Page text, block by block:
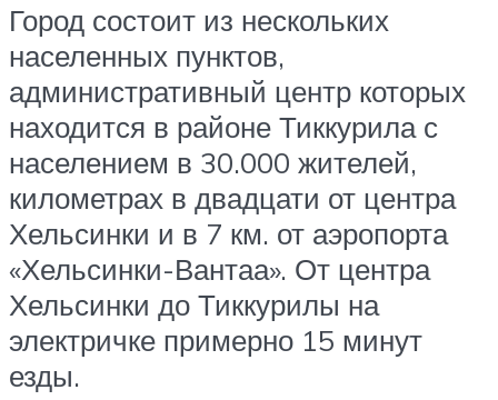
Город состоит из нескольких
населенных пунктов,
административный центр которых
находится в районе Тиккурила с
населением в 30.000 жителей,
километрах в двадцати от центра
Хельсинки и в 7 км. от аэропорта
«Хельсинки-Вантаа». От центра
Хельсинки до Тиккурилы на
электричке примерно 15 минут
езды.